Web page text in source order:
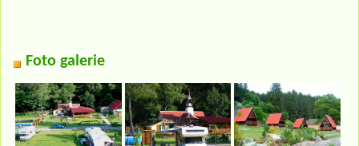
Foto galerie